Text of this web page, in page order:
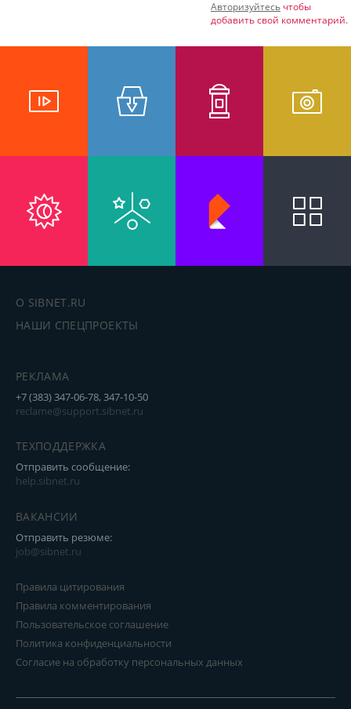
Авторизуйтесь чтобы
добавить свой комментарий.
О SIBNET.RU
НАШИ СПЕЦПРОЕКТЫ
РЕКЛАМА
+7 (383) 347-06-78, 347-10-50
reclame@support.sibnet.ru
ТЕХПОДДЕРЖКА
Отправить сообщение:
help.sibnet.ru
ВАКАНСИИ
Отправить резюме:
job@sibnet.ru
Правила цитирования
Правила комментирования
Пользовательское соглашение
Политика конфиденциальности
Согласие на обработку персональных данных